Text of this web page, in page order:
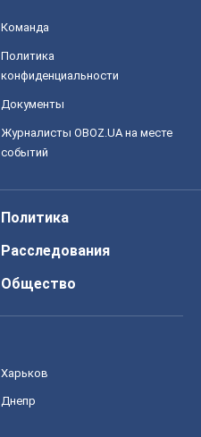
Команда
Политика
конфиденциальности
Документы
Журналисты OBOZ.UA на месте
событий
Политика
Расследования
Общество
Харьков
Днепр